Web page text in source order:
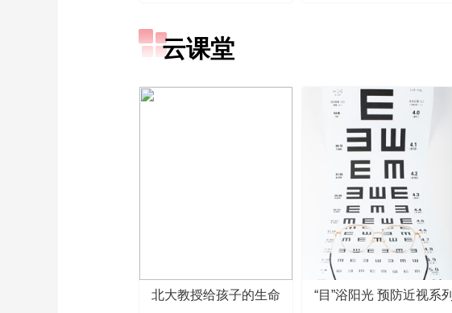
云课堂
北大教授给孩子的生命 “目”浴阳光 预防近视系列